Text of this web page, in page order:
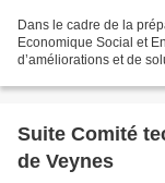
Dans le cadre de la
Economique Social et
d’améliorations et de
Suite Comité
de Veynes